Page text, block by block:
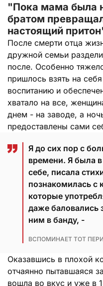
"Пока мама была
братом
настоящий
После смерти отца
дружной семьи
после. Особенно
пришлось взять на
воспитанию и
хватало на все,
днем - на заводе, а
предоставлены сами
Я до сих пор с
времени. Я была
себе, писала
познакомилась с
которые
даже баловались
ним в банду, -
ВСПОМИНАЕТ ТОТ
Оказавшись в плохой
отчаянно пытавшаяся
вошла во вкус и уже в